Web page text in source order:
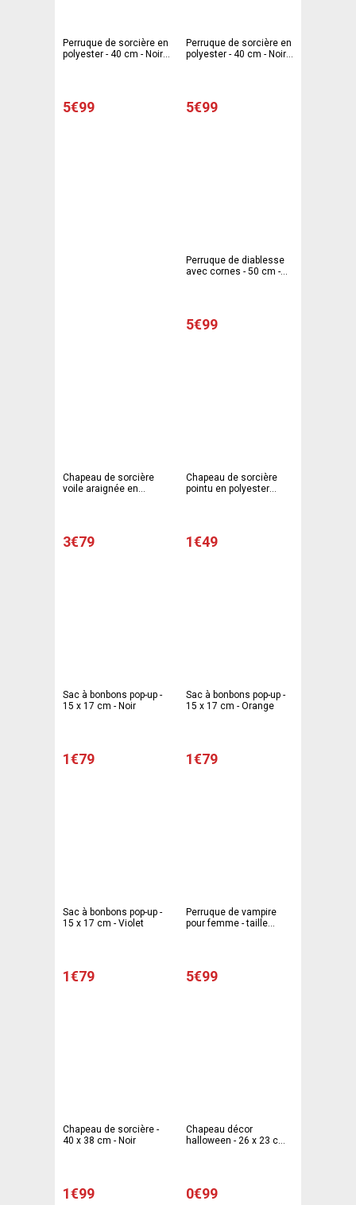
Perruque de sorcière en
polyester - 40 cm - Noir
5€99
Perruque de sorcière en
polyester - 40 cm - Noir
5€99
Perruque de diablesse
avec cornes - 50 cm -
5€99
Chapeau de sorcière
voile araignée en
3€79
Chapeau de sorcière
pointu en polyester
1€49
Sac à bonbons pop-up -
15 x 17 cm - Noir
1€79
Sac à bonbons pop-up -
15 x 17 cm - Orange
1€79
Sac à bonbons pop-up -
15 x 17 cm - Violet
1€79
Perruque de vampire
pour femme - taille
5€99
Chapeau de sorcière -
40 x 38 cm - Noir
1€99
Chapeau décor
halloween - 26 x 23 cm -
0€99